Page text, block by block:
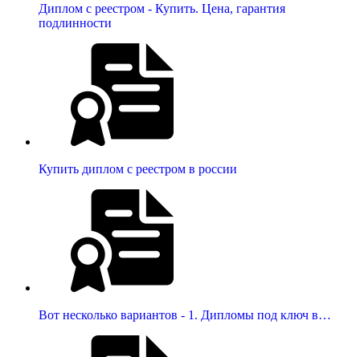
Диплом с реестром - Купить. Цена, гарантия
подлинности
Купить диплом с реестром в россии
Вот несколько вариантов - 1. Дипломы под ключ в…